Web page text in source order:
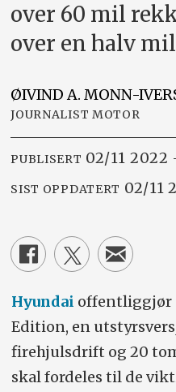
over 60 mil
over en halv
ØIVIND A. MONN-
JOURNALIST MOTOR
PUBLISERT 02/11 2022
SIST OPPDATERT 02/
Hyundai offentliggjør
Edition, en
firehjulsdrift og 20
skal fordeles til de